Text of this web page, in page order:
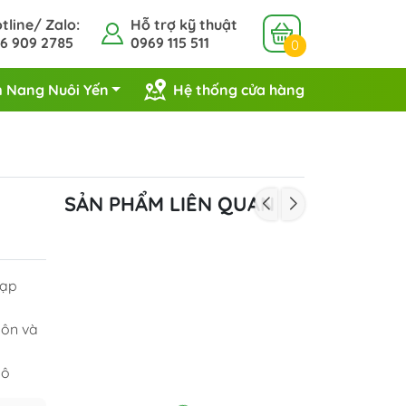
Zalo:
909 2785
Hỗ trợ kỹ thuật
0969 115 511
0
Nang Nuôi Yến Hệ thống cửa hàng
và
SẢN PHẨM LIÊN QUAN